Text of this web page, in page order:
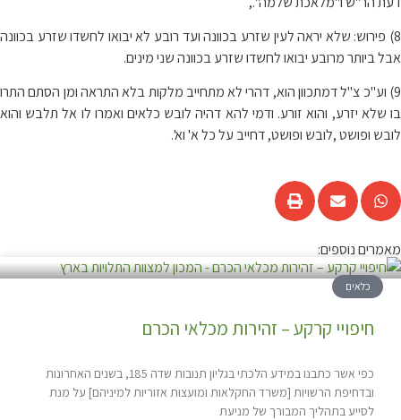
8) פירוש: שלא יראה לעין שזרע בכוונה ועד רובע לא יבואו לחשדו שזרע בכוונה
אבל ביותר מרובע יבואו לחשדו שזרע בכוונה שני מינים.
9) וע"כ צ"ל דמתכוון הוא, דהרי לא מתחייב מלקות בלא התראה ומן הסתם התרו
בו שלא יזרע, והוא זורע. ודמי להא דהיה לובש כלאים ואמרו לו אל תלבש והוא
לובש ופושט ,לובש ופושט, דחייב על כל א' וא'.
מאמרים נוספים:
כלאים
חיפויי קרקע – זהירות מכלאי הכרם
כפי אשר כתבנו במידע הלכתי בגליון תנובות שדה 185, בשנים האחרונות
ובדחיפת הרשויות [משרד החקלאות ומועצות אזוריות למיניהם] על מנת
לסייע בתהליך המבורך של מניעת